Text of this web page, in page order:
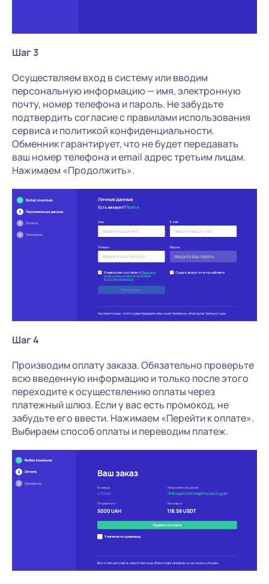
Шаг 3
Осуществляем вход в систему или вводим
персональную информацию — имя, электронную
почту, номер телефона и пароль. Не забудьте
подтвердить согласие с правилами использования
сервиса и политикой конфиденциальности.
Обменник гарантирует, что не будет передавать
ваш номер телефона и email адрес третьим лицам.
Нажимаем «Продолжить».
Шаг 4
Производим оплату заказа. Обязательно проверьте
всю введенную информацию и только после этого
переходите к осуществлению оплаты через
платежный шлюз. Если у вас есть промокод, не
забудьте его ввести. Нажимаем «Перейти к оплате».
Выбираем способ оплаты и переводим платеж.